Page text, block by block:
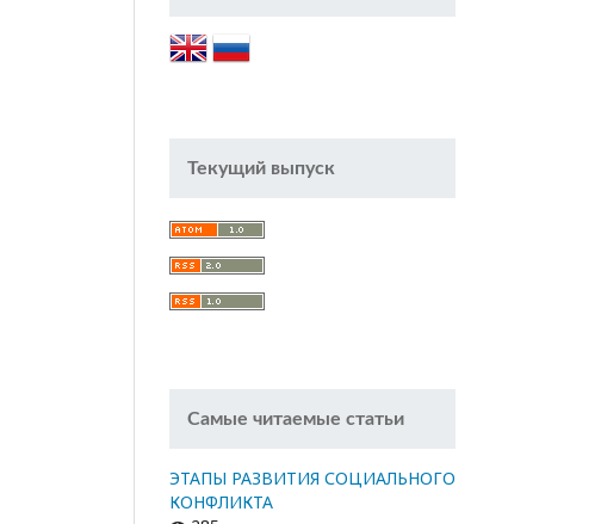
Текущий выпуск
Самые читаемые статьи
ЭТАПЫ РАЗВИТИЯ СОЦИАЛЬНОГО
КОНФЛИКТА